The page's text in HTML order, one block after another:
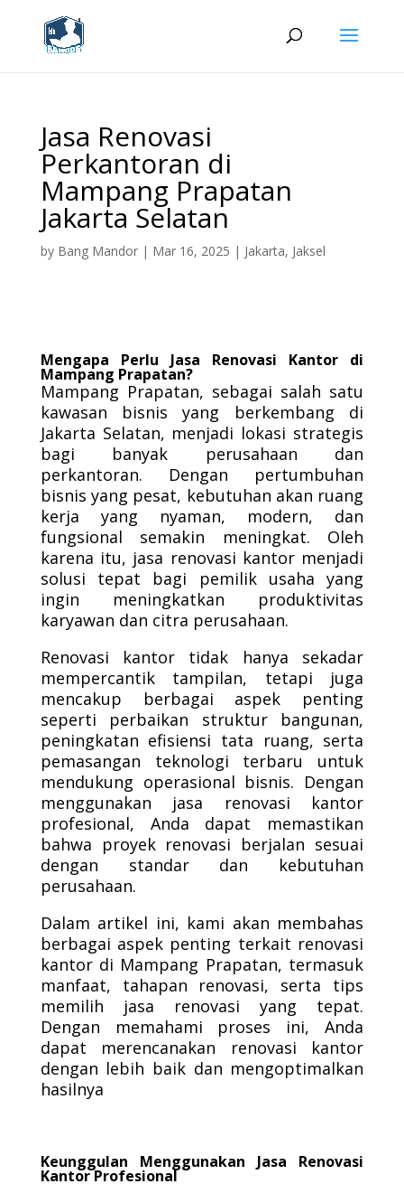
Jasa Renovasi
Perkantoran di
Mampang Prapatan
Jakarta Selatan
by Bang Mandor| Mar 16, 2025 | Jakarta, Jaksel
Mengapa Perlu Jasa Renovasi Kantor di
Mampang Prapatan?
Mampang Prapatan, sebagai salah satu
kawasan bisnis yang berkembang di
Jakarta Selatan, menjadi lokasi strategis
bagi banyak perusahaan dan
perkantoran. Dengan pertumbuhan
bisnis yang pesat, kebutuhan akan ruang
kerja yang nyaman, modern, dan
fungsional semakin meningkat. Oleh
karena itu, jasa renovasi kantor menjadi
solusi tepat bagi pemilik usaha yang
ingin meningkatkan produktivitas
karyawan dan citra perusahaan.
Renovasi kantor tidak hanya sekadar
mempercantik tampilan, tetapi juga
mencakup berbagai aspek penting
seperti perbaikan struktur bangunan,
peningkatan efisiensi tata ruang, serta
pemasangan teknologi terbaru untuk
mendukung operasional bisnis. Dengan
menggunakan jasa renovasi kantor
profesional, Anda dapat memastikan
bahwa proyek renovasi berjalan sesuai
dengan standar dan kebutuhan
perusahaan.
Dalam artikel ini, kami akan membahas
berbagai aspek penting terkait renovasi
kantor di Mampang Prapatan, termasuk
manfaat, tahapan renovasi, serta tips
memilih jasa renovasi yang tepat.
Dengan memahami proses ini, Anda
dapat merencanakan renovasi kantor
dengan lebih baik dan mengoptimalkan
hasilnya
Keunggulan Menggunakan Jasa Renovasi
Kantor Profesional